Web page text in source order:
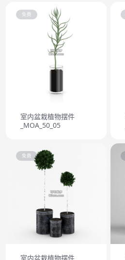
免费
室内盆栽植物摆件
_MOA_50_05
免费
室内盆栽植物摆件